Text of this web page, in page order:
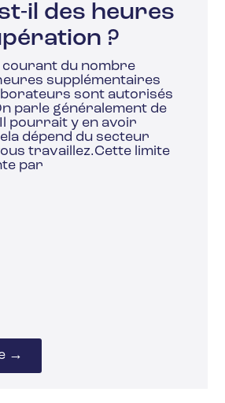
il des heures
?
courant du nombre
supplémentaires
sont autorisés
parle généralement de
pourrait y en avoir
dépend du secteur
travaillez.Cette limite
par
→